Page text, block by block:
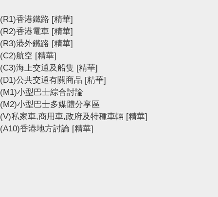
(R1)香港鐵路 [精華]
(R2)香港電車 [精華]
(R3)港外鐵路 [精華]
(C2)航空 [精華]
(C3)海上交通及船隻 [精華]
(D1)公共交通有關商品 [精華]
(M1)小型巴士綜合討論
(M2)小型巴士多媒體分享區
(V)私家車,商用車,政府及特種車輛 [精華]
(A10)香港地方討論 [精華]